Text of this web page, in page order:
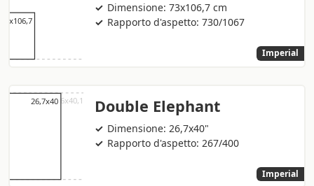
Dimensione: 73x106,7 cm
Rapporto d'aspetto: 730/1067
Imperial
Double Elephant
Dimensione: 26,7x40"
Rapporto d'aspetto: 267/400
Imperial